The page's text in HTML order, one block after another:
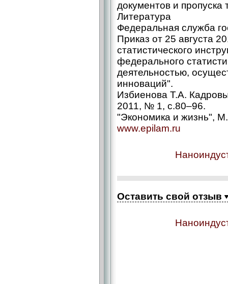
документов и
Литература
Федеральная служба
Приказ от 25 августа
статистического
федерального
деятельностью,
инноваций".
Избиенова Т.А.
2011, № 1, с.80–96.
"Экономика и жизнь",
www.epilam.ru
Оставить свой отзыв